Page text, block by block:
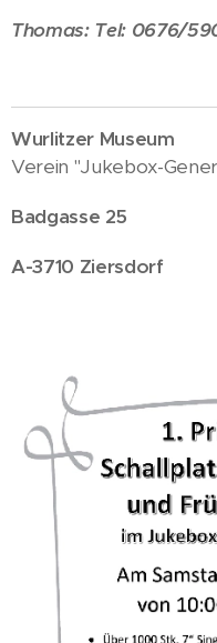
Thomas: Tel: 0676/
Wurlitzer Museum
Verein "Jukebox-
Badgasse 25
A-3710 Ziersdorf